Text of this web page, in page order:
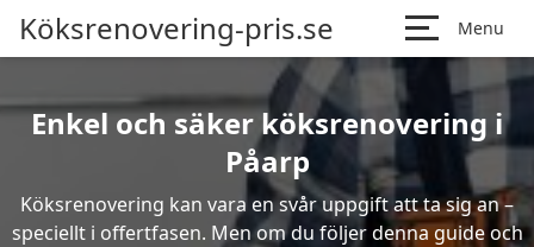
Köksrenovering-pris.se Menu
Enkel och säker köksrenovering i
Påarp
Köksrenovering kan vara en svår uppgift att ta sig an –
speciellt i offertfasen. Men om du följer denna guide och